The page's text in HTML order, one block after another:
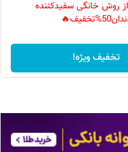
از روش خانگی سفیدکننده
تخفیف ویژه!